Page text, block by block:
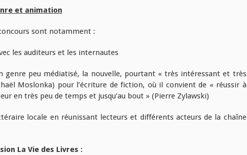
et animation
sont notamment :
les auditeurs et les internautes
genre peu médiatisé, la nouvelle, pourtant « très intéressant et très
Moslonka) pour l’écriture de fiction, où il convient de « réussir à
en très peu de temps et jusqu’au bout » (Pierre Zylawski)
locale en réunissant lecteurs et différents acteurs de la chaîne
La Vie des Livres :